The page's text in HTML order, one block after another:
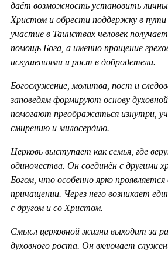
даёт возможность установить
Христом и обрести поддержку в пути
участие в Таинствах человек
помощь Бога, а именно прощение
искушениями и рост в добродетели.
Богослужение, молитва, пост и
заповедям формируют основу
помогают преображаться изнутри,
смирению и милосердию.
Церковь выступает как семья, где
одиночества. Он соединён с другими
Богом, что особенно ярко
причащении. Через него возникает
с другом и со Христом.
Смысл церковной жизни выходит за
духовного роста. Он включает